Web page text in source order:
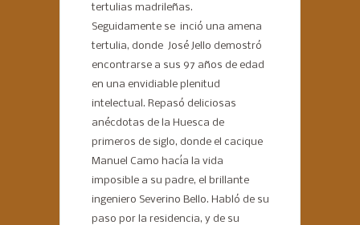
tertulias madrileñas.
Seguidamente se inció una amena
tertulia, donde José Jello demostró
encontrarse a sus 97 años de edad
en una envidiable plenitud
intelectual. Repasó deliciosas
anécdotas de la Huesca de
primeros de siglo, donde el cacique
Manuel Camo hacía la vida
imposible a su padre, el brillante
ingeniero Severino Bello. Habló de su
paso por la residencia, y de su